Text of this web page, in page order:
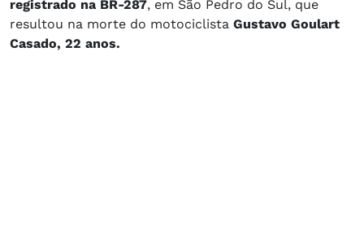
registrado na BR-287, em São Pedro do Sul, que
resultou na morte do motociclista Gustavo Goulart
Casado, 22 anos.